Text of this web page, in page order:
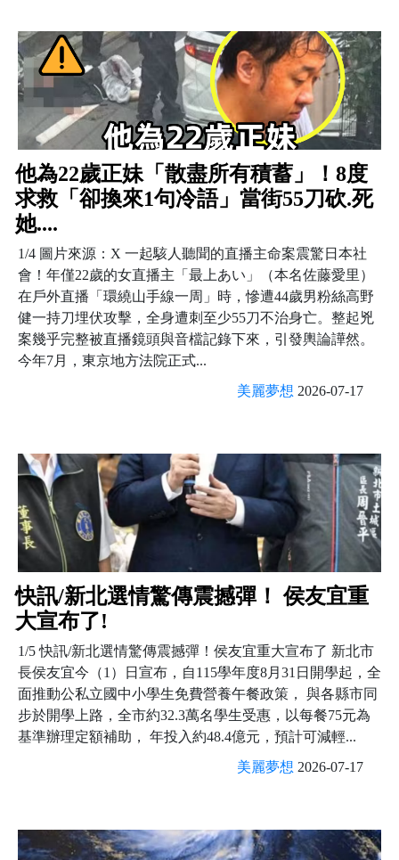
他為22歲正妹「散盡所有積蓄」！8度
求救「卻換來1句冷語」當街55刀砍.死
她....
1/4 圖片來源：X 一起駭人聽聞的直播主命案震驚日本社
會！年僅22歲的女直播主「最上あい」（本名佐藤愛里）
在戶外直播「環繞山手線一周」時，慘遭44歲男粉絲高野
健一持刀埋伏攻擊，全身遭刺至少55刀不治身亡。整起兇
案幾乎完整被直播鏡頭與音檔記錄下來，引發輿論譁然。
今年7月，東京地方法院正式...
美麗夢想 2026-07-17
快訊/新北選情驚傳震撼彈！ 侯友宜重
大宣布了!
1/5 快訊/新北選情驚傳震撼彈！侯友宜重大宣布了 新北市
長侯友宜今（1）日宣布，自115學年度8月31日開學起，全
面推動公私立國中小學生免費營養午餐政策， 與各縣市同
步於開學上路，全市約32.3萬名學生受惠，以每餐75元為
基準辦理定額補助， 年投入約48.4億元，預計可減輕...
美麗夢想 2026-07-17